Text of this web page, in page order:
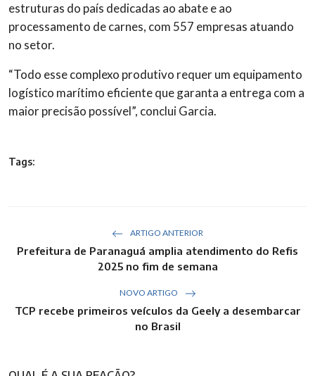
estruturas do país dedicadas ao abate e ao
processamento de carnes, com 557 empresas atuando
no setor.
“Todo esse complexo produtivo requer um equipamento
logístico marítimo eficiente que garanta a entrega com a
maior precisão possível”, conclui Garcia.
Tags:
ARTIGO ANTERIOR
Prefeitura de Paranaguá amplia atendimento do Refis
2025 no fim de semana
NOVO ARTIGO
TCP recebe primeiros veículos da Geely a desembarcar
no Brasil